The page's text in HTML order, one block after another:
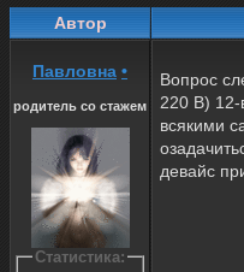
Автор
Павловна •
родитель со стажем
Статистика:
Вопрос
220 В) 12-
всякими
девайс